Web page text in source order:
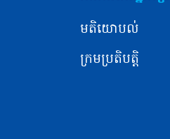
មតិយោបល់
ក្រមប្រតិបត្តិ